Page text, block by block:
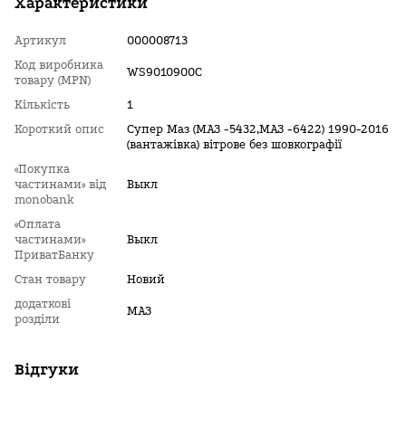
Артикул
000008713
Код виробника
товару (MPN)
WS9010900C
Кількість
1
Короткий опис
Супер Маз (МАЗ -5432,МАЗ -6422) 1990-2016
(вантажівка) вітрове без шовкографії
«Покупка
частинами» від
monobank
Выкл
«Оплата
частинами»
ПриватБанку
Выкл
Стан товару
Новий
додаткові
розділи
МАЗ
Відгуки